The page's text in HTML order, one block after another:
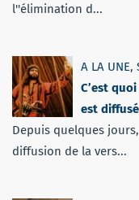
l''élimination d...
A LA UNE,
C’est
est
Depuis quelques
diffusion de la vers...